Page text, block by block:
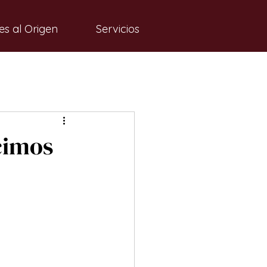
al Origen Servicios